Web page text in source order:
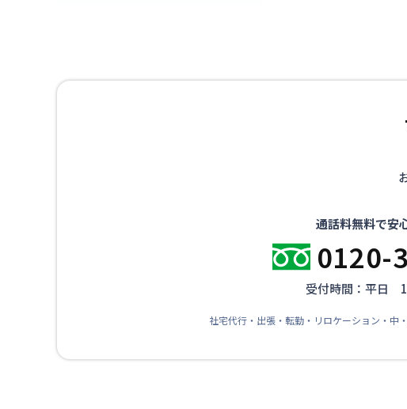
通話料無料で安
0120-
受付時間：平日
社宅代行・出張・転勤・リロケーション・